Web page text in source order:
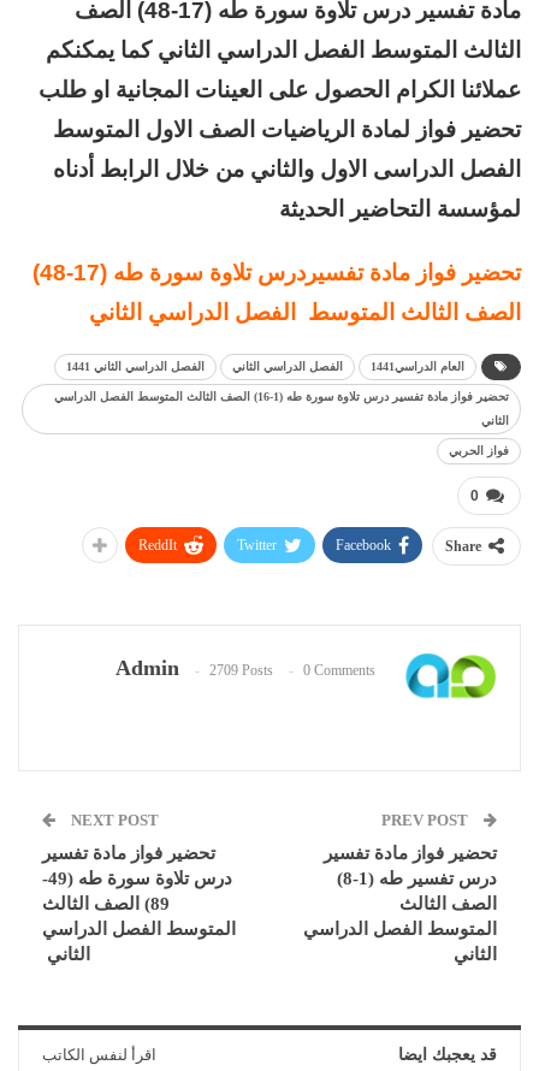
مادة تفسير درس تلاوة سورة طه (17-48) الصف
الثالث المتوسط الفصل الدراسي الثاني كما يمكنكم
عملائنا الكرام الحصول على العينات المجانية او طلب
تحضير فواز لمادة الرياضيات الصف الاول المتوسط
الفصل الدراسى الاول والثاني من خلال الرابط أدناه
لمؤسسة التحاضير الحديثة
تحضير فواز مادة تفسيردرس تلاوة سورة طه (17-48)
الصف الثالث المتوسط الفصل الدراسي الثاني
العام الدراسي1441 الفصل الدراسي الثاني الفصل الدراسي الثاني 1441
تحضير فواز مادة تفسير درس تلاوة سورة طه (1-16) الصف الثالث المتوسط الفصل الدراسي
الثاني
فواز الحربي
0
Share
Facebook
Twitter
ReddIt
Admin 2709 Posts 0 Comments
تحضير فواز مادة تفسير
درس تفسير طه (1-8)
الصف الثالث
المتوسط الفصل الدراسي
الثاني
NEXT POST
تحضير فواز مادة تفسير
درس تلاوة سورة طه (49-
89) الصف الثالث
المتوسط الفصل الدراسي
الثاني
قد يعجبك ايضا اقرأ لنفس الكاتب